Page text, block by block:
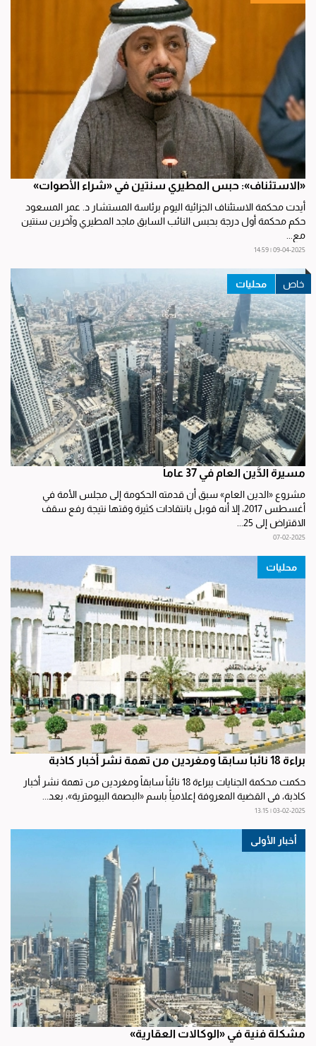
«الاستئناف»: حبس المطيري سنتين في «شراء الأصوات»
أيدت محكمة الاستئناف الجزائية اليوم برئاسة المستشار د. عمر المسعود
حكم محكمة أول درجة بحبس النائب السابق ماجد المطيري وآخرين سنتين
مع...
09-04-2025 | 14:59
محليات
مسيرة الدَّين العام في 37 عاماً
مشروع «الدين العام» سبق أن قدمته الحكومة إلى مجلس الأمة في
أغسطس 2017، إلا أنه قوبل بانتقادات كثيرة وقتها نتيجة رفع سقف
الاقتراض إلى 25...
07-02-2025
محليات
براءة 18 نائباً سابقاً ومغردين من تهمة نشر أخبار كاذبة
حكمت محكمة الجنايات ببراءة 18 نائباً سابقاً ومغردين من تهمة نشر أخبار
كاذبة، في القضية المعروفة إعلامياً باسم «البصمة البيومترية»، بعد...
03-02-2025 | 13:15
أخبار الأولى
مشكلة فنية في «الوكالات العقارية»